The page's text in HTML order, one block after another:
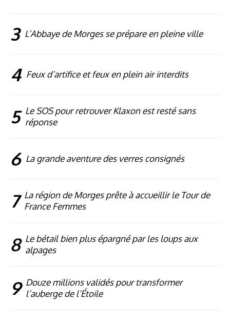
3 L’Abbaye de Morges se prépare en pleine ville
4 Feux d’artifice et feux en plein air interdits
5 Le SOS pour retrouver Klaxon est resté sans
réponse
6 La grande aventure des verres consignés
7 La région de Morges prête à accueillir le Tour de
France Femmes
8 Le bétail bien plus épargné par les loups aux
alpages
9 Douze millions validés pour transformer
l’auberge de l’Étoile